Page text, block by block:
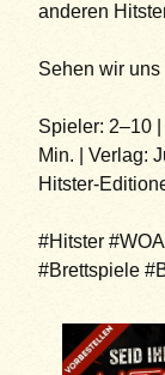
anderen
Sehen wir
Spieler: 2–10
Min. | Verlag:
Hitster-
#Hitster
#Brettspiele